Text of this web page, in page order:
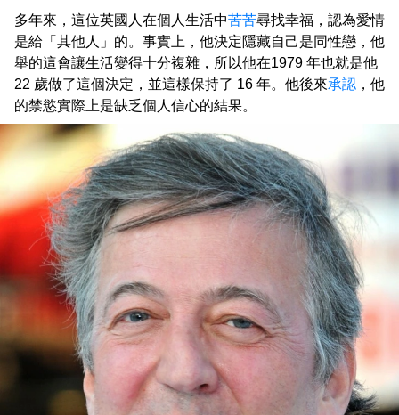
多年來，這位英國人在個人生活中苦苦尋找幸福，認為愛情
是給「其他人」的。事實上，他決定隱藏自己是同性戀，他
舉的這會讓生活變得十分複雜，所以他在1979 年也就是他
22 歲做了這個決定，並這樣保持了 16 年。他後來承認 ，他
的禁慾實際上是缺乏個人信心的結果。